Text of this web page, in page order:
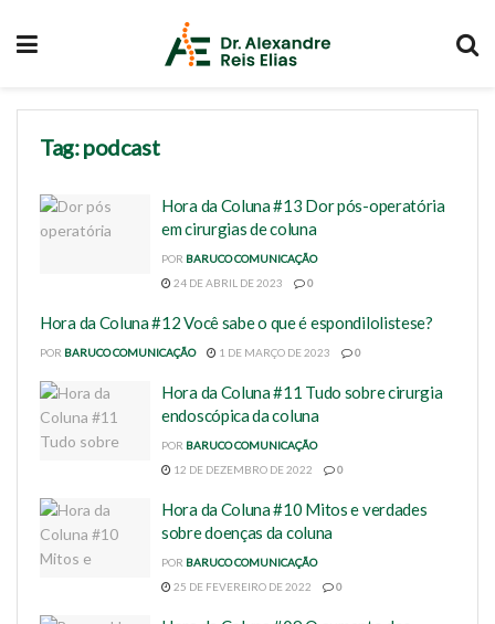
Tag:podcast
Hora da Coluna #13 Dor pós-operatória
em cirurgias de coluna
POR BARUCO COMUNICAÇÃO
24 DE ABRIL DE 2023
0
Hora da Coluna #12 Você sabe o que é espondilolistese?
POR BARUCO COMUNICAÇÃO 1 DE MARÇO DE 2023 0
Hora da Coluna #11 Tudo sobre cirurgia
endoscópica da coluna
POR BARUCO COMUNICAÇÃO
12 DE DEZEMBRO DE 2022
0
Hora da Coluna #10 Mitos e verdades
sobre doenças da coluna
POR BARUCO COMUNICAÇÃO
25 DE FEVEREIRO DE 2022
0